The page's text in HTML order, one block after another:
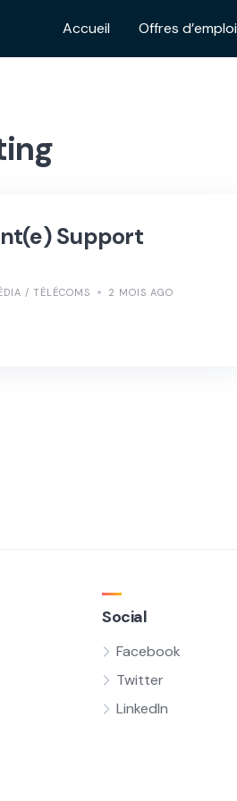
Accueil Offres d’emploi
Support
/ TÉLÉCOMS 2 MOIS AGO
Social
Facebook
Twitter
LinkedIn